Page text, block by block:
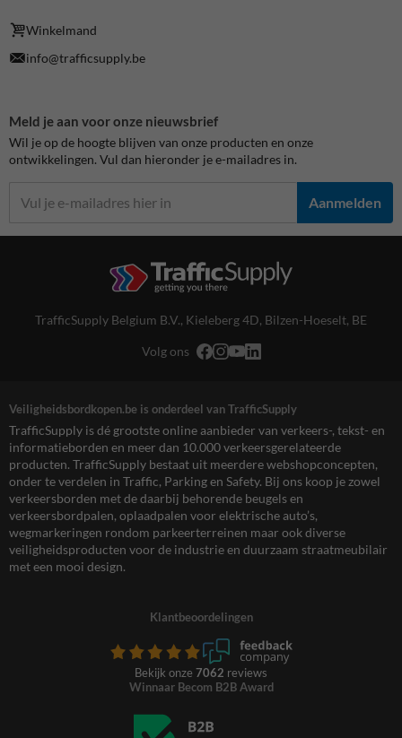
Winkelmand
info@trafficsupply.be
Meld je aan voor onze nieuwsbrief
Wil je op de hoogte blijven van onze producten en onze
ontwikkelingen. Vul dan hieronder je e-mailadres in.
Aanmelden
TrafficSupply Belgium B.V., Kieleberg 4D, Bilzen-Hoeselt, BE
Volg ons
Veiligheidsbordkopen.be is onderdeel van TrafficSupply
TrafficSupply is dé grootste online aanbieder van verkeers-, tekst- en
informatieborden en meer dan 10.000 verkeersgerelateerde
producten. TrafficSupply bestaat uit meerdere webshopconcepten,
onder te verdelen in Traffic, Parking en Safety. Bij ons koop je zowel
verkeersborden met de daarbij behorende beugels en
verkeersbordpalen, oplaadpalen voor elektrische auto’s,
wegmarkeringen rondom parkeerterreinen maar ook diverse
veiligheidsproducten voor de industrie en duurzaam straatmeubilair
met een mooi design.
Klantbeoordelingen
Bekijk onze 7062 reviews
Winnaar Becom B2B Award